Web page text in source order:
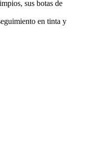
sus botas de
en tinta y